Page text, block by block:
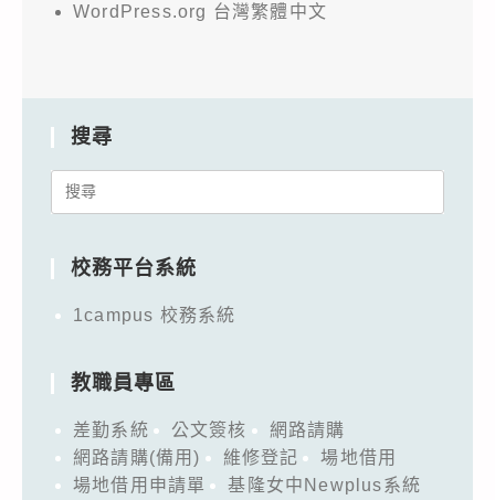
WordPress.org 台灣繁體中文
搜尋
Search
校務平台系統
1campus 校務系統
教職員專區
差勤系統 公文簽核
網路請購
網路請購(備用)
維修登記
場地借用
場地借用申請單
基隆女中Newplus系統